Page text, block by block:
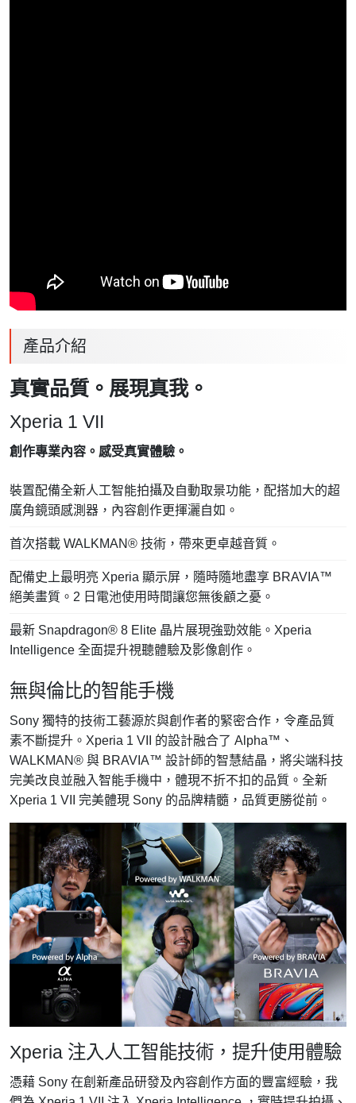
產品介紹
真實品質。展現真我。
Xperia 1 VII
創作專業內容。感受真實體驗。
裝置配備全新人工智能拍攝及自動取景功能，配搭加大的超
廣角鏡頭感測器，內容創作更揮灑自如。
首次搭載 WALKMAN® 技術，帶來更卓越音質。
配備史上最明亮 Xperia 顯示屏，隨時隨地盡享 BRAVIA™
絕美畫質。2 日電池使用時間讓您無後顧之憂。
最新 Snapdragon® 8 Elite 晶片展現強勁效能。Xperia
Intelligence 全面提升視聽體驗及影像創作。
無與倫比的智能手機
Sony 獨特的技術工藝源於與創作者的緊密合作，令產品質
素不斷提升。Xperia 1 VII 的設計融合了 Alpha™、
WALKMAN® 與 BRAVIA™ 設計師的智慧結晶，將尖端科技
完美改良並融入智能手機中，體現不折不扣的品質。全新
Xperia 1 VII 完美體現 Sony 的品牌精髓，品質更勝從前。
Xperia 注入人工智能技術，提升使用體驗
憑藉 Sony 在創新產品研發及內容創作方面的豐富經驗，我